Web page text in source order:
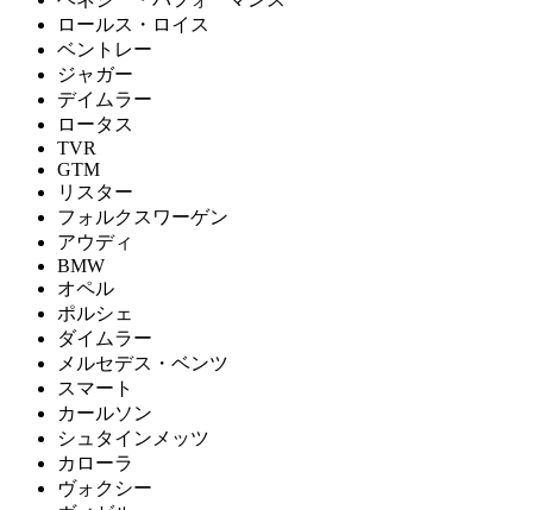
ロールス・ロイス
ベントレー
ジャガー
デイムラー
ロータス
TVR
GTM
リスター
フォルクスワーゲン
アウディ
BMW
オペル
ポルシェ
ダイムラー
メルセデス・ベンツ
スマート
カールソン
シュタインメッツ
カローラ
ヴォクシー